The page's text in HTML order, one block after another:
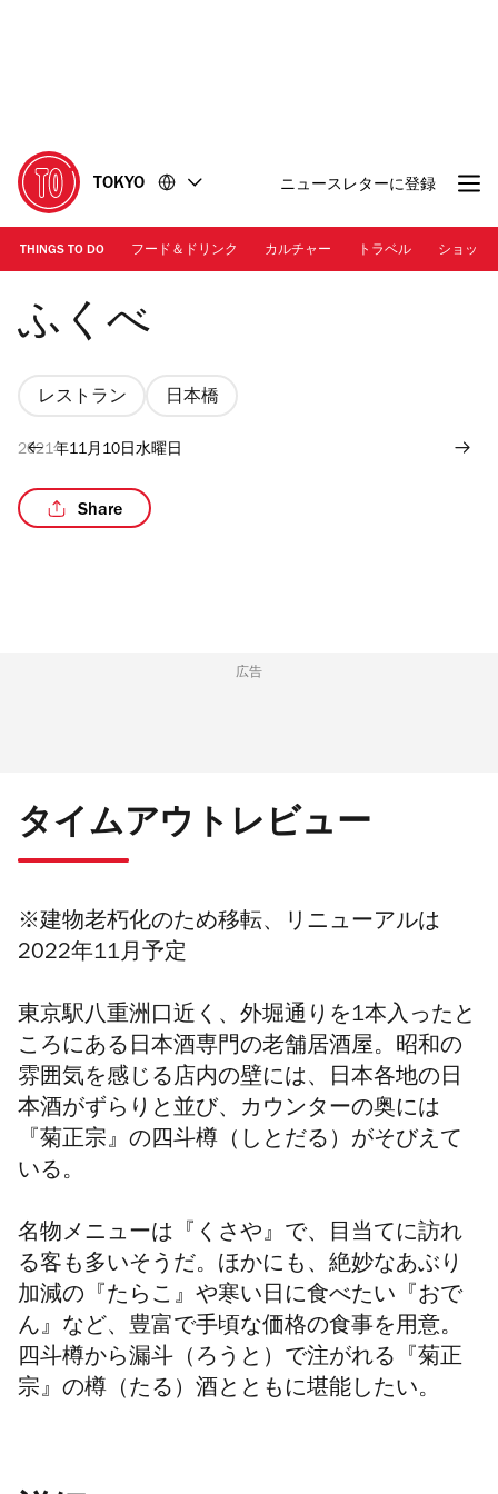
に
移
動
移
動
TOKYO ニュースレターに登録
THINGS TO DO フード＆ドリンク カルチャー トラベル ショッピ
ふくべ
ふくべ
レストラン 日本橋
2021年11月10日水曜日
Share
広告
タイムアウトレビュー
※建物老朽化のため移転、リニューアルは
2022年11月予定
東京駅八重洲口近く、外堀通りを1本入ったと
ころにある日本酒専門の老舗居酒屋。昭和の
雰囲気を感じる店内の壁には、日本各地の日
本酒がずらりと並び、カウンターの奥には
『菊正宗』の四斗樽（しとだる）がそびえて
いる。
名物メニューは『くさや』で、目当てに訪れ
る客も多いそうだ。ほかにも、絶妙なあぶり
加減の『たらこ』や寒い日に食べたい『おで
ん』など、豊富で手頃な価格の食事を用意。
四斗樽から漏斗（ろうと）で注がれる『菊正
宗』の樽（たる）酒とともに堪能したい。